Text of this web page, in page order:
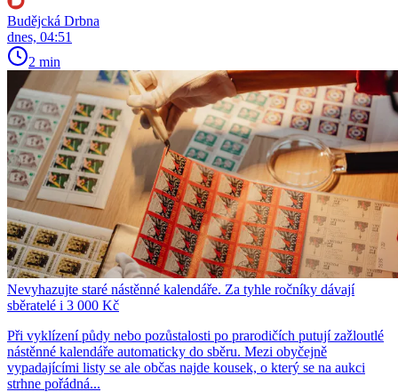
Budějcká Drbna
dnes, 04:51
2 min
Nevyhazujte staré nástěnné kalendáře. Za tyhle ročníky dávají
sběratelé i 3 000 Kč
Při vyklízení půdy nebo pozůstalosti po prarodičích putují zažloutlé
nástěnné kalendáře automaticky do sběru. Mezi obyčejně
vypadajícími listy se ale občas najde kousek, o který se na aukci
strhne pořádná...